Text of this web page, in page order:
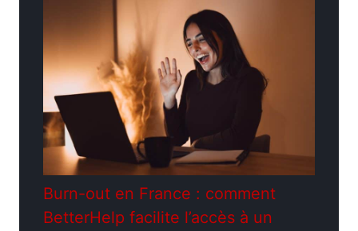
Burn-out en France : comment
BetterHelp facilite l’accès à un